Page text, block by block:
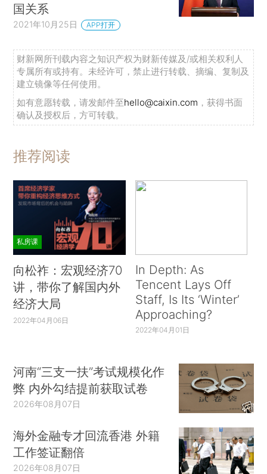
国关系
2021年10月25日 APP打开
财新网所刊载内容之知识产权为财新传媒及/或相关权利人
专属所有或持有。未经许可，禁止进行转载、摘编、复制及
建立镜像等任何使用。
如有意愿转载，请发邮件至hello@caixin.com ，获得书面
确认及授权后，方可转载。
推荐阅读
私房课
向松祚：宏观经济70
讲，带你了解国内外
经济大局
2022年04月06日
In Depth: As
Tencent Lays Off
Staff, Is Its ‘Winter’
Approaching?
2022年04月01日
河南“三支一扶”考试规模化作
弊 内外勾结提前获取试卷
2026年08月07日
海外金融专才回流香港 外籍
工作签证翻倍
2026年08月07日